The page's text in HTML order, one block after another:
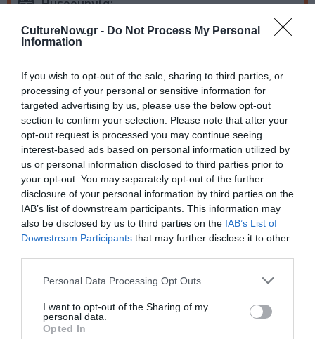
CultureNow.gr - Do Not Process My Personal
Information
If you wish to opt-out of the sale, sharing to third parties, or
processing of your personal or sensitive information for
targeted advertising by us, please use the below opt-out
section to confirm your selection. Please note that after your
opt-out request is processed you may continue seeing
interest-based ads based on personal information utilized by
us or personal information disclosed to third parties prior to
your opt-out. You may separately opt-out of the further
disclosure of your personal information by third parties on the
IAB’s list of downstream participants. This information may
also be disclosed by us to third parties on the IAB’s List of
Downstream Participants that may further disclose it to other
Personal Data Processing Opt Outs
I want to opt-out of the Sharing of my
personal data.
Opted In
Ημερομηνία:
Από: 11/10/2017 Εως:
14/01/2018
Σάββατο: 18:00, 21:00
Τοποθεσία:
Θέατρο Εμπορικόν, Σαρρή 11, Ψυρρή
Θέατρο Εμπορικόν
Προπώληση:
Ticket365.gr |www.viva.gr| 11876 | Reload Stores |
Seven Spots | Media Markt | Ευριπίδης βιβλιοπωλεία
Ακολουθήστε το Culturenow.gr στο